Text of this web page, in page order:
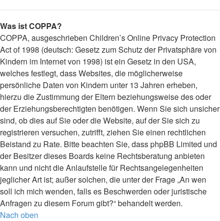
Was ist COPPA?
COPPA, ausgeschrieben Children’s Online Privacy Protection
Act of 1998 (deutsch: Gesetz zum Schutz der Privatsphäre von
Kindern im Internet von 1998) ist ein Gesetz in den USA,
welches festlegt, dass Websites, die möglicherweise
persönliche Daten von Kindern unter 13 Jahren erheben,
hierzu die Zustimmung der Eltern beziehungsweise des oder
der Erziehungsberechtigten benötigen. Wenn Sie sich unsicher
sind, ob dies auf Sie oder die Website, auf der Sie sich zu
registrieren versuchen, zutrifft, ziehen Sie einen rechtlichen
Beistand zu Rate. Bitte beachten Sie, dass phpBB Limited und
der Besitzer dieses Boards keine Rechtsberatung anbieten
kann und nicht die Anlaufstelle für Rechtsangelegenheiten
jeglicher Art ist; außer solchen, die unter der Frage „An wen
soll ich mich wenden, falls es Beschwerden oder juristische
Anfragen zu diesem Forum gibt?“ behandelt werden.
Nach oben